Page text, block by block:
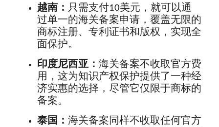
越南： 只需支付10美元，就可以通
过单一的海关备案申请，覆盖无限的
商标注册、专利证书和版权，实现全
面保护。
印度尼西亚： 海关备案不收取官方费
用，这为知识产权保护提供了一种经
济实惠的选择，尽管它仅限于商标的
备案。
泰国： 海关备案同样不收取任何官方